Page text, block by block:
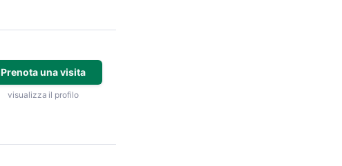
Prenota una visita
visualizza il profilo